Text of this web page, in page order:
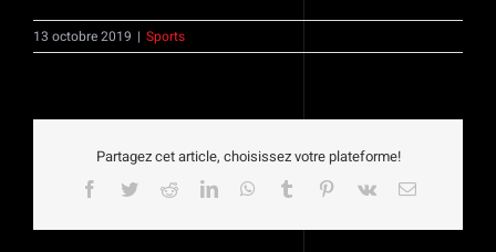
13 octobre 2019 | Sports
Partagez cet article, choisissez votre plateforme!
Facebook
TwitterRedditLinkedInWhatsApp
Tumblr Pinterest
Vk Email